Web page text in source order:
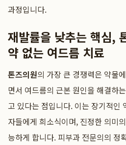
과정입니다.
재발률을 낮추는 핵심,
약 없는 여드름 치료
톤즈의원의 가장 큰 경쟁력은 약물
면서 여드름의 근본 원인을 해결하
고 있다는 점입니다. 이는 장기적인
자들에게 희소식이며, 진정한 의미의
능하게 합니다. 피부과 전문의의 정